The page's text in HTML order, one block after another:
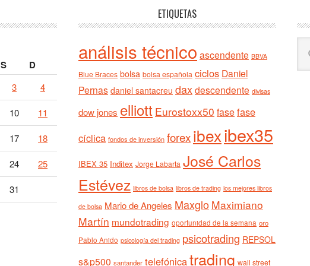
S D
3 4
10 11
17 18
24 25
31
ETIQUETAS
análisis técnico ascendente BBVA
Blue Braces bolsa bolsa española ciclos Daniel
Pernas daniel santacreu daxdescendente divisas
dow jones elliott Eurostoxx50 fasefase
cíclica fondos de inversión forexibexibex35
IBEX 35 Inditex Jorge Labarta José Carlos
Estévez libros de bolsa libros de trading los mejores libros
de bolsa Mario de Angeles Maxglo Maximiano
Martín mundotrading oportunidad de la semana oro
Pablo Anido psicología del trading psicotrading REPSOL
s&p500 santander telefónicatrading wall street